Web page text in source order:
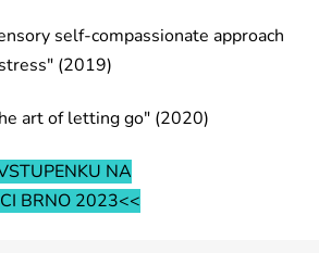
self-compassionate approach
(2019)
art of letting go" (2020)
NA
BRNO 2023<<